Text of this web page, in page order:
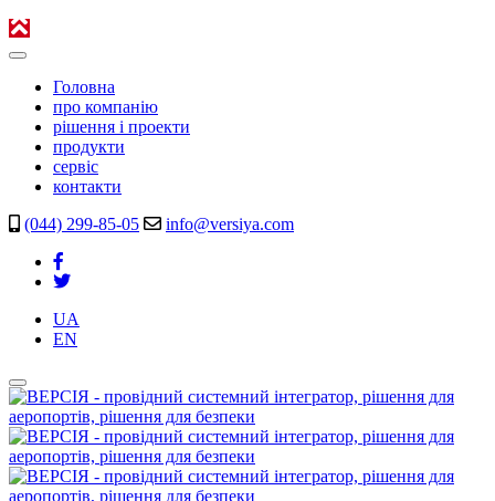
Головна
про компанію
рішення і проекти
продукти
сервіс
контакти
(044) 299-85-05
info@versiya.com
UA
EN